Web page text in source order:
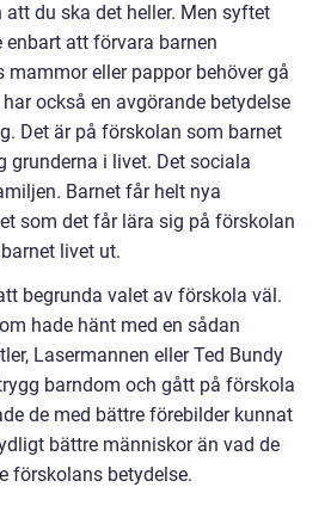
att du ska det heller. Men syftet
att förvara barnen
mammor eller pappor behöver gå
också en avgörande betydelse
Det är på förskolan som barnet
grunderna i livet. Det sociala
Barnet får helt nya
som det får lära sig på förskolan
livet ut.
begrunda valet av förskola väl.
hade hänt med en sådan
Lasermannen eller Ted Bundy
barndom och gått på förskola
de med bättre förebilder kunnat
bättre människor än vad de
förskolans betydelse.